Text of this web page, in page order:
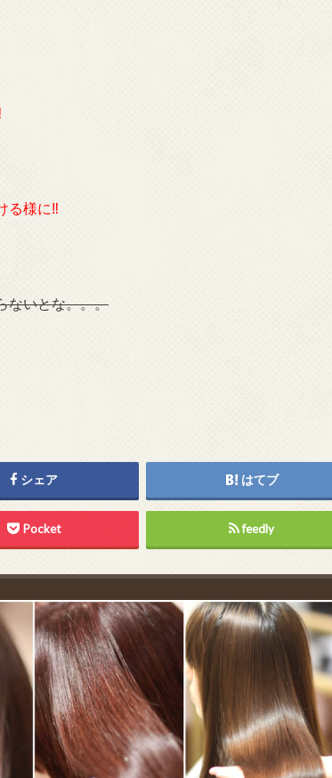
る様に‼︎
ないとな。。。
シェア はてブ
Pocket feedly